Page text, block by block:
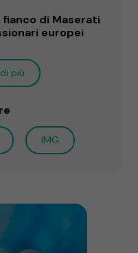
di Maserati
europei
più
IMG